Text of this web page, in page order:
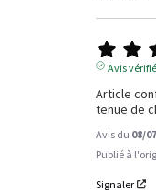
Avis vérifié
Article
tenue de
Avis du 08/
Publié à
Signaler